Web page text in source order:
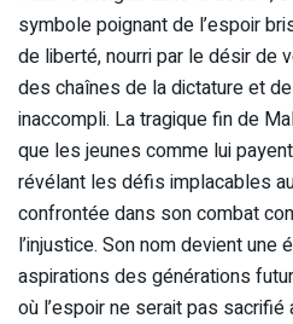
symbole poignant de l’espoir
de liberté, nourri par le désir de
des chaînes de la dictature et
inaccompli. La tragique fin de
que les jeunes comme lui
révélant les défis implacables
confrontée dans son combat
l’injustice. Son nom devient
aspirations des générations
où l’espoir ne serait pas sacrifié